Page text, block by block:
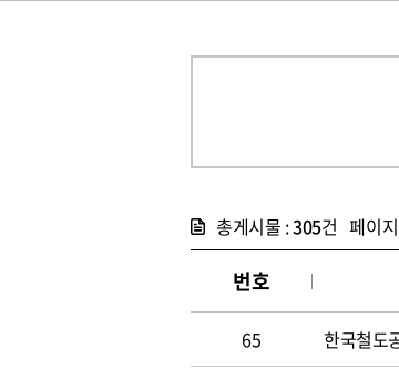
총게시물 :305건 페이
번호
65 한국철도